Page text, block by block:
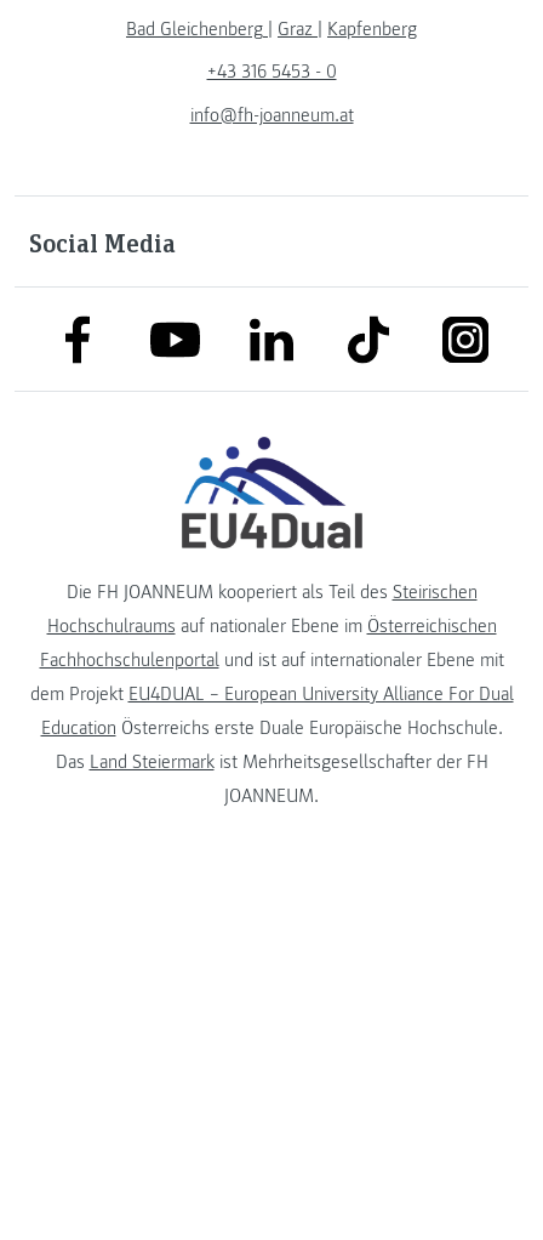
Bad Gleichenberg | Graz | Kapfenberg
+43 316 5453 - 0
info@fh-joanneum.at
Social Media
link to facebooklink to youtubelink to linkedinlink to tiktok link to
Die FH JOANNEUM kooperiert als Teil des Steirischen
Hochschulraums auf nationaler Ebene im Österreichischen
Fachhochschulenportalund ist auf internationaler Ebene mit
dem Projekt EU4DUAL – European University Alliance For Dual
Education Österreichs erste Duale Europäische Hochschule.
Das Land Steiermarkist Mehrheitsgesellschafter der FH
JOANNEUM.